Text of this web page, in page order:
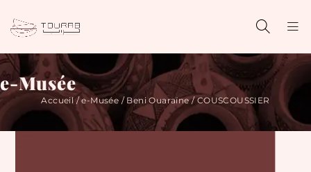
e-Musée
Accueil/e-Musée / Beni Ouaraïne/ COUSCOUSSIER